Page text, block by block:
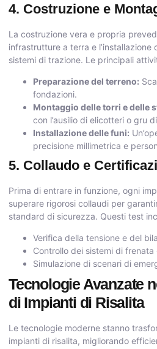
4. Costruzione e
La costruzione vera e propria
infrastrutture a terra e
sistemi di trazione. Le principali
Preparazione del terreno:
fondazioni.
Montaggio delle torri e delle
con l’ausilio di elicotteri o gru
Installazione delle funi:
precisione millimetrica e
5. Collaudo e
Prima di entrare in funzione, ogni
superare rigorosi collaudi per
standard di sicurezza. Questi test
Verifica della tensione e del
Controllo dei sistemi di frenata
Simulazione di scenari di
Tecnologie Avanzate
di Impianti di Risalita
Le tecnologie moderne stanno
impianti di risalita, migliorando